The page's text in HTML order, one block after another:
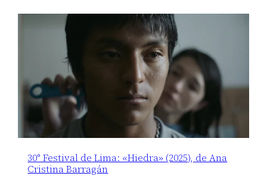
30° Festival de Lima: «Hiedra» (2025), de Ana
Cristina Barragán